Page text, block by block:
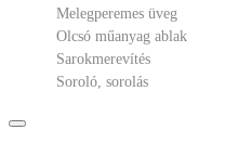
Melegperemes üveg
Olcsó műanyag ablak
Sarokmerevítés
Soroló, sorolás